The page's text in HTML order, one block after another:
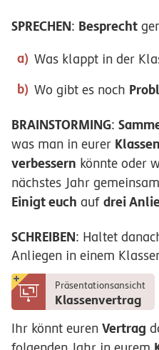
SPRECHEN: Besprecht
Was klappt in der
Wo gibt es noch
BRAINSTORMING:
was man in eurer
verbessern könnte oder
nächstes Jahr gemeinsam
Einigt euch auf drei
SCHREIBEN: Haltet
Anliegen in einem
Präsentationsansicht
Klassenvertrag
Ihr könnt euren Vertrag